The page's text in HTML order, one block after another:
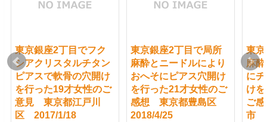
東京銀座2丁目でフク
シアクリスタルチタン
ピアスで軟骨の穴開け
を行った19才女性のご
意見 東京都江戸川
区 2017/1/18
東京銀座2丁目で局所
麻酔とニードルにより
おへそにピアス穴開け
を行った21才女性のご
感想 東京都豊島区
2018/4/25
東
麻
に
け
ご
市